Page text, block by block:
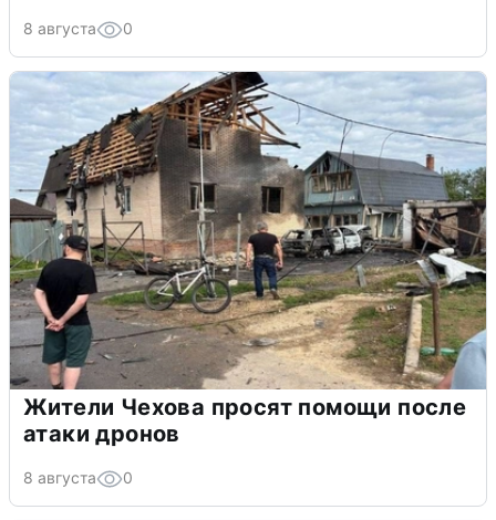
8 августа 0
Жители Чехова просят помощи после
атаки дронов
8 августа 0